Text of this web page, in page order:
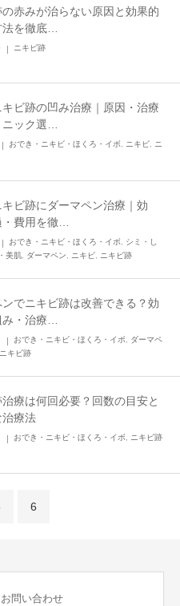
の赤みが治らない原因と効果的
を徹底…
ニキビ跡
ビ跡の凹み治療｜原因・治療
ニック選…
おでき・ニキビ・ほくろ・イボ, ニキビ, ニ
ビ跡にダーマペン治療｜効
・費用を徹…
おでき・ニキビ・ほくろ・イボ, シミ・し
美肌, ダーマペン, ニキビ, ニキビ跡
ンでニキビ跡は改善できる？効
み・治療…
おでき・ニキビ・ほくろ・イボ, ダーマペ
ニキビ跡
療は何回必要？回数の目安と
療法
おでき・ニキビ・ほくろ・イボ, ニキビ跡
6
問い合わせ